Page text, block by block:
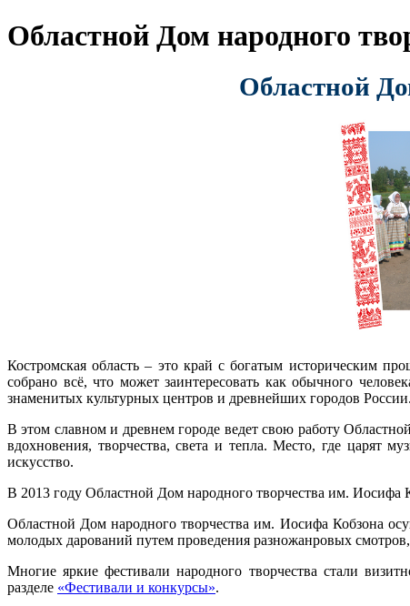
Областной Дом народного
Областной
Костромская область – это край с богатым историческим
собрано всё, что может заинтересовать как обычного
знаменитых культурных центров и древнейших городов России.
В этом славном и древнем городе ведет свою работу
вдохновения, творчества, света и тепла. Место, где царят
искусство.
В 2013 году Областной Дом народного творчества им. Иосифа
Областной Дом народного творчества им. Иосифа Кобзона
молодых дарований путем проведения разножанровых
Многие яркие фестивали народного творчества стали
разделе «Фестивали и конкурсы».